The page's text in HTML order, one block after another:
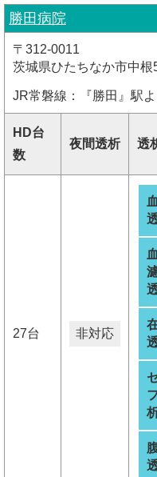
勝田病院
〒312-0011
茨城県ひたちなか市中根
JR常磐線：『勝田』駅
HD台
数
夜間透析 透
27台 非対応